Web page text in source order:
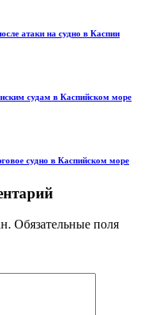
атаки на судно в Каспии
судам в Каспийском море
судно в Каспийском море
Обязательные поля